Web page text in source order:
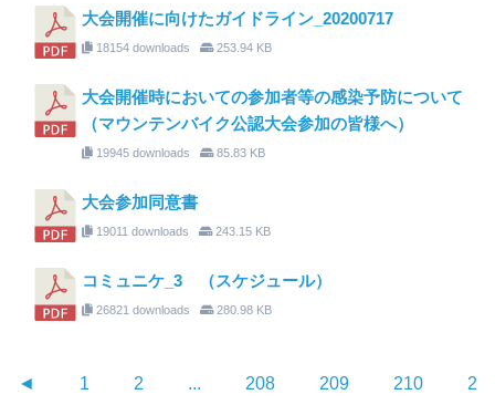
大会開催に向けたガイドライン_20200717
18154 downloads 253.94 KB
大会開催時においての参加者等の感染予防について
（マウンテンバイク公認大会参加の皆様へ）
19945 downloads 85.83 KB
大会参加同意書
19011 downloads 243.15 KB
コミュニケ_3 （スケジュール）
26821 downloads 280.98 KB
◄ 1 2 ... 208 209 210 211